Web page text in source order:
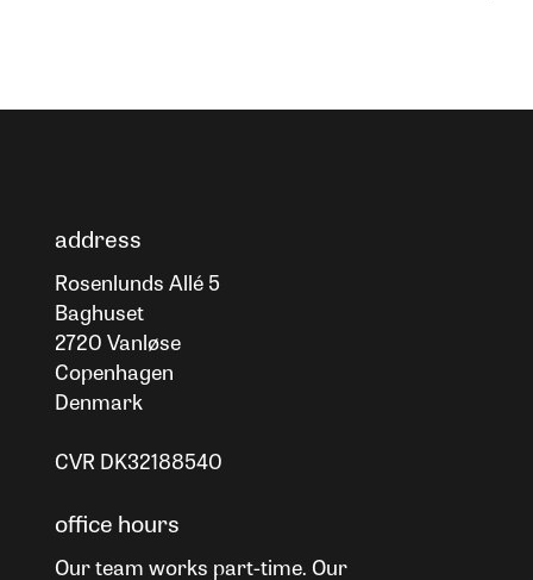
address
Rosenlunds Allé 5
Baghuset
2720 Vanløse
Copenhagen
Denmark
CVR DK32188540
office hours
Our team works part-time. Our